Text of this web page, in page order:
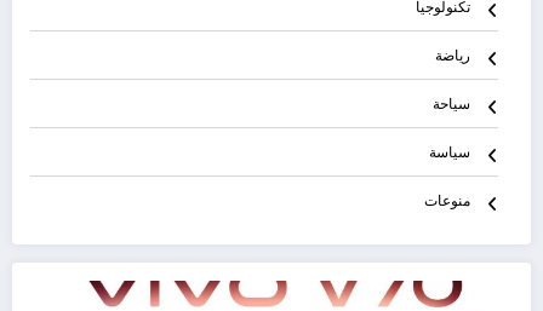
تكنولوجيا
رياضة
سياحة
سياسة
منوعات